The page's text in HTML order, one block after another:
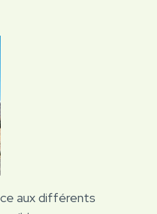
aux différents